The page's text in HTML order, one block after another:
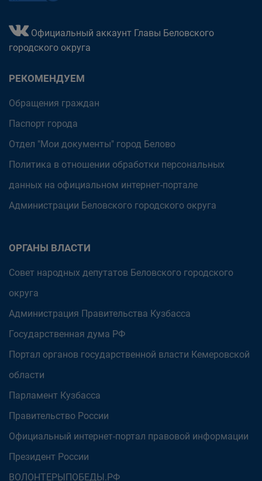
Официальный аккаунт Главы Беловского
городского округа
РЕКОМЕНДУЕМ
Обращения граждан
Паспорт города
Отдел "Мои документы" город Белово
Политика в отношении обработки персональных
данных на официальном интернет-портале
Администрации Беловского городского округа
ОРГАНЫ ВЛАСТИ
Совет народных депутатов Беловского городского
округа
Администрация Правительства Кузбасса
Государственная дума РФ
Портал органов государственной власти Кемеровской
области
Парламент Кузбасса
Правительство России
Официальный интернет-портал правовой информации
Президент России
ВОЛОНТЕРЫПОБЕДЫ.РФ